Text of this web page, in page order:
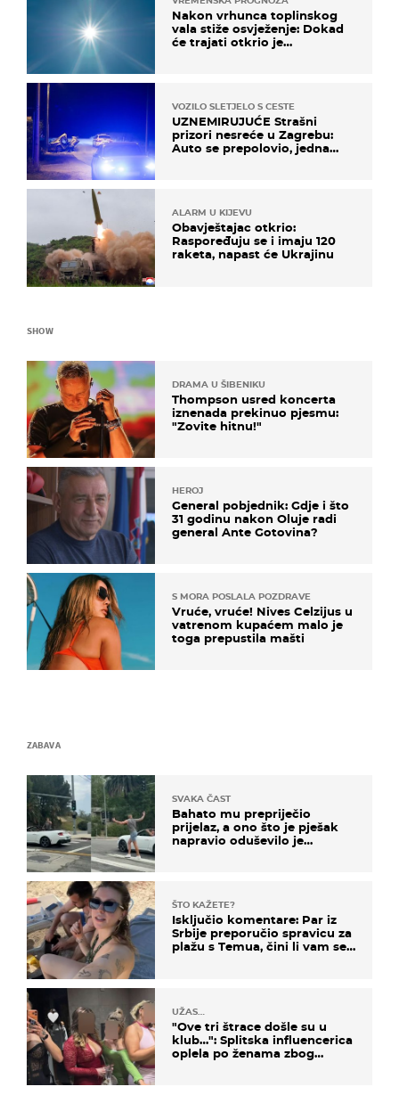
Nakon vrhunca toplinskog
vala stiže osvježenje: Dokad
će trajati otkrio je
VOZILO SLETJELO S CESTE
UZNEMIRUJUĆE Strašni
prizori nesreće u Zagrebu:
Auto se prepolovio, jedna
ALARM U KIJEVU
Obavještajac otkrio:
Raspoređuju se i imaju 120
raketa, napast će Ukrajinu
SHOW
DRAMA U ŠIBENIKU
Thompson usred koncerta
iznenada prekinuo pjesmu:
"Zovite hitnu!"
HEROJ
General pobjednik: Gdje i što
31 godinu nakon Oluje radi
general Ante Gotovina?
S MORA POSLALA POZDRAVE
Vruće, vruće! Nives Celzijus u
vatrenom kupaćem malo je
toga prepustila mašti
ZABAVA
SVAKA ČAST
Bahato mu prepriječio
prijelaz, a ono što je pješak
napravio oduševilo je
ŠTO KAŽETE?
Isključio komentare: Par iz
Srbije preporučio spravicu za
plažu s Temua, čini li vam se
UŽAS…
"Ove tri štrace došle su u
klub…": Splitska influencerica
oplela po ženama zbog